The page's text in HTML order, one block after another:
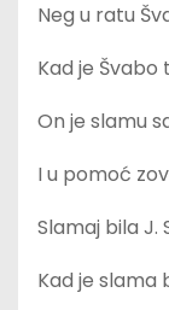
Neg u ratu
Kad je Švabo
On je slamu
I u pomoć
Slamaj bila J.
Kad je slama